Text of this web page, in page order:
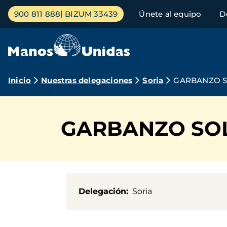
Pasar
contenido
Menú
principal
900 811 888 BIZUM 33439 Únete al equipo
Ruta
navegación
Inicio Nuestras delegaciones Soria GARBANZO
GARBANZO
Delegación Soria